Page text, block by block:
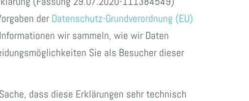
der Datenschutz-Grundverordnung (EU)
wir sammeln, wie wir Daten
Sie als Besucher dieser
dass diese Erklärungen sehr technisch